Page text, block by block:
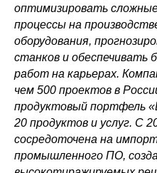
оптимизировать
процессы на
оборудования,
станков и обеспечивать
работ на карьерах.
чем 500 проектов в
продуктовый портфель
20 продуктов и услуг. С
сосредоточена на
промышленного ПО,